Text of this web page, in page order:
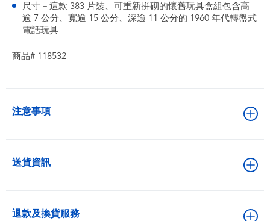
尺寸－這款 383 片裝、可重新拼砌的懷舊玩具盒組包含高
逾 7 公分、寬逾 15 公分、深逾 11 公分的 1960 年代轉盤式
電話玩具
商品# 118532
注意事項
送貨資訊
退款及換貨服務